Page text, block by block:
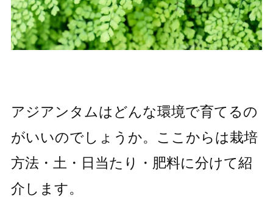
アジアンタムはどんな環境で育てるの
がいいのでしょうか。ここからは栽培
方法・土・日当たり・肥料に分けて紹
介します。